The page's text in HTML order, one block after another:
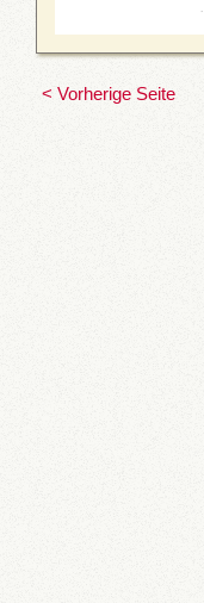
< Vorherige Seite